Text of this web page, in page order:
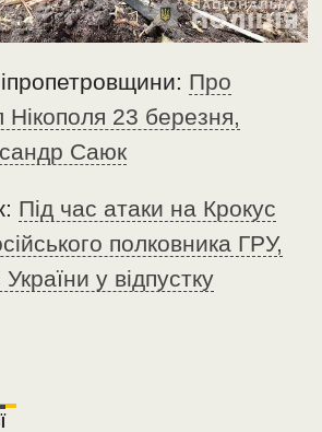
Про
Нікополя 23 березня,
Саюк
Під час атаки на Крокус
полковника ГРУ,
у відпустку